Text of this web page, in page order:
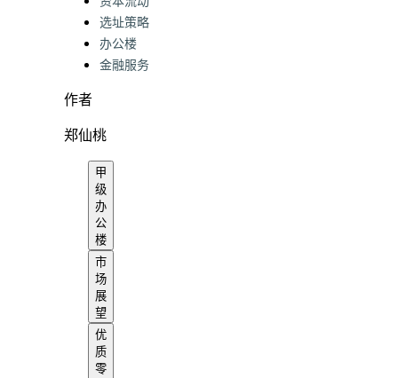
选址策略
办公楼
金融服务
作者
郑仙桃
甲
级
办
公
楼
市
场
展
望
优
质
零